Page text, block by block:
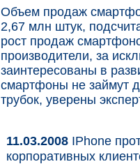
Объем продаж
2,67 млн штук,
рост продаж
производители, за
заинтересованы в
смартфоны не займут
трубок, уверены
11.03.2008 IPhone
корпоративных